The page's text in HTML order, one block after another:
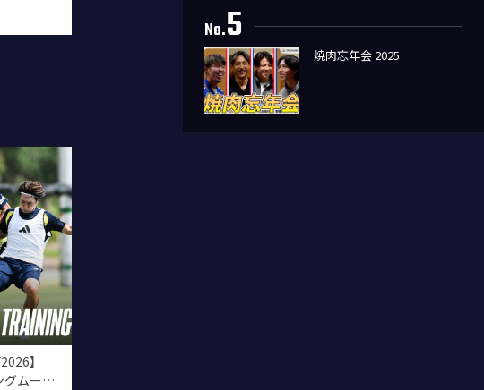
】
グムービ
No.5
焼肉忘年会 2025